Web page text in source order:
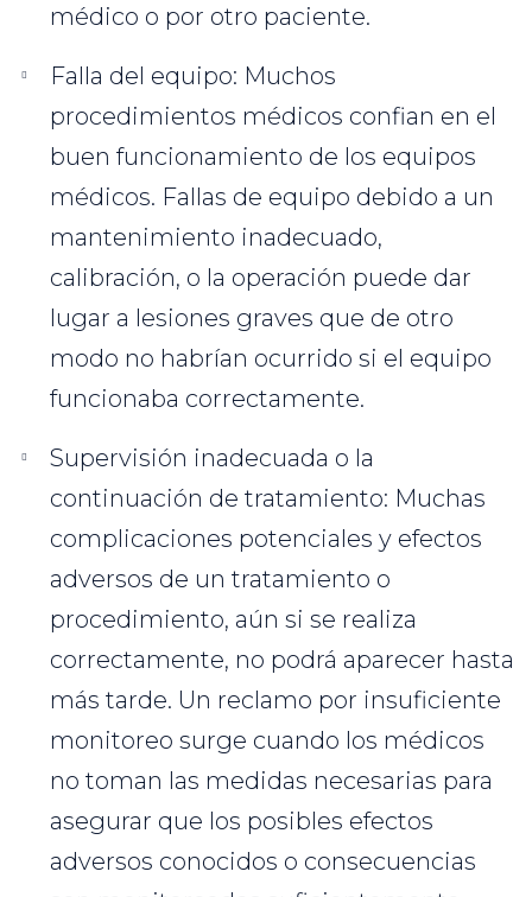
médico o por otro paciente.
Falla del equipo: Muchos
procedimientos médicos confian en el
buen funcionamiento de los equipos
médicos. Fallas de equipo debido a un
mantenimiento inadecuado,
calibración, o la operación puede dar
lugar a lesiones graves que de otro
modo no habrían ocurrido si el equipo
funcionaba correctamente.
Supervisión inadecuada o la
continuación de tratamiento: Muchas
complicaciones potenciales y efectos
adversos de un tratamiento o
procedimiento, aún si se realiza
correctamente, no podrá aparecer hasta
más tarde. Un reclamo por insuficiente
monitoreo surge cuando los médicos
no toman las medidas necesarias para
asegurar que los posibles efectos
adversos conocidos o consecuencias